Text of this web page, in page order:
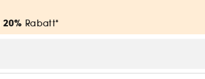
20% Rabatt*